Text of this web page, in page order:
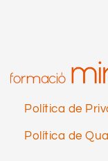
Política de
Política de